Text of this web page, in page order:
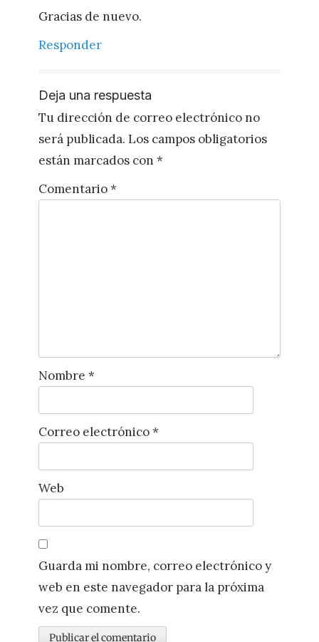
Gracias de nuevo.
Responder
Deja una respuesta
Tu dirección de correo electrónico no
será publicada. Los campos obligatorios
están marcados con *
Comentario*
Nombre *
Correo electrónico*
Web
Guarda mi nombre, correo electrónico y
web en este navegador para la próxima
vez que comente.